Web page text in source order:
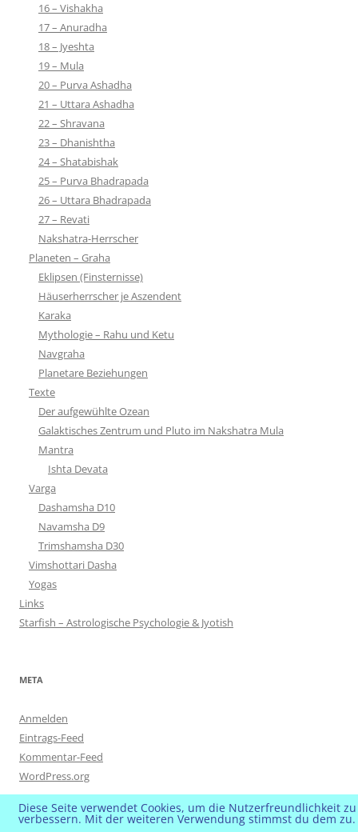
16 – Vishakha
17 – Anuradha
18 – Jyeshta
19 – Mula
20 – Purva Ashadha
21 – Uttara Ashadha
22 – Shravana
23 – Dhanishtha
24 – Shatabishak
25 – Purva Bhadrapada
26 – Uttara Bhadrapada
27 – Revati
Nakshatra-Herrscher
Planeten – Graha
Eklipsen (Finsternisse)
Häuserherrscher je Aszendent
Karaka
Mythologie – Rahu und Ketu
Navgraha
Planetare Beziehungen
Texte
Der aufgewühlte Ozean
Galaktisches Zentrum und Pluto im Nakshatra Mula
Mantra
Ishta Devata
Varga
Dashamsha D10
Navamsha D9
Trimshamsha D30
Vimshottari Dasha
Yogas
Links
Starfish – Astrologische Psychologie & Jyotish
META
Anmelden
Eintrags-Feed
Kommentar-Feed
WordPress.org
Diese Seite verwendet Cookies, um die Nutzerfreundlichkeit zu
verbessern. Mit der weiteren Verwendung stimmst du dem zu.